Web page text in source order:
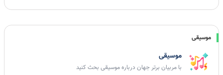
موسیقی
موسیقی
با مربیان برتر جهان درباره موسیقی بحث کنید